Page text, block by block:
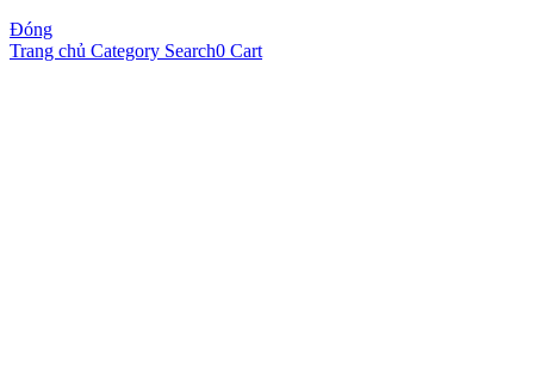
Đóng
Trang chủ Category Search0 Cart